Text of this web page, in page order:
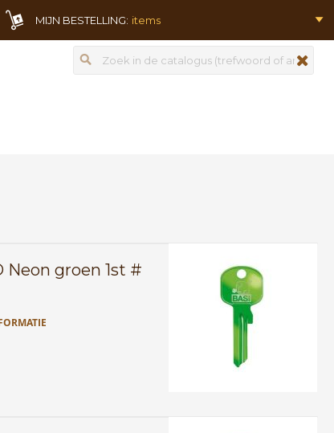
MIJN BESTELLING: items
Zoeken
Neon groen 1st #